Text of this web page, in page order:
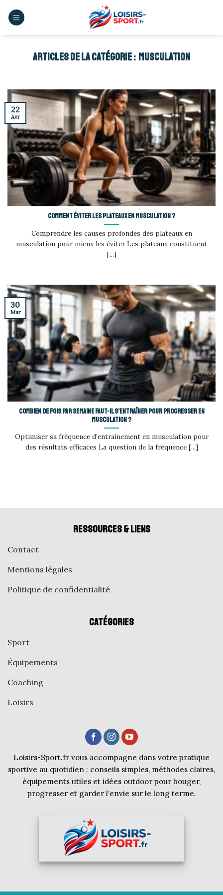
MUSCULATION
Comment éviter les plateaux en musculation ?
Comprendre les causes profondes des plateaux en
musculation pour mieux les éviter Les plateaux constituent
[...]
22
Avr
Combien de fois par semaine faut-il s’entraîner pour progresser en
musculation ?
Optimiser sa fréquence d’entraînement en musculation pour
des résultats efficaces La question de la fréquence [...]
30
Mar
Ressources & liens
Contact
Mentions légales
Politique de confidentialité
Catégories
Sport
Équipements
Coaching
Loisirs
Loisirs-Sport.fr vous accompagne dans votre pratique
sportive au quotidien : conseils simples, méthodes claires,
équipements utiles et idées outdoor pour bouger,
progresser et garder l’envie sur le long terme.